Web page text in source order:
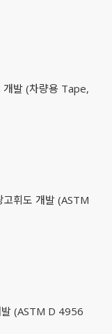
발 (차량용 Tape,
휘도 개발 (ASTM
(ASTM D 4956